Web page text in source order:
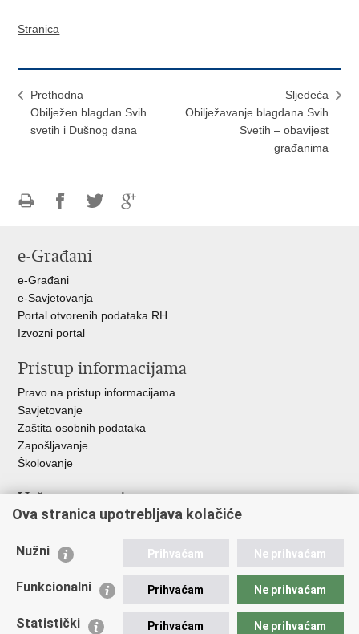
Stranica
Prethodna
Obilježen blagdan Svih
svetih i Dušnog dana
Sljedeća
Obilježavanje blagdana Svih
Svetih – obavijest
građanima
FacebookuTwitteru
e-Građani
e-Građani
e-Savjetovanja
Portal otvorenih podataka RH
Izvozni portal
Pristup informacijama
Pravo na pristup informacijama
Savjetovanje
Zaštita osobnih podataka
Zapošljavanje
Školovanje
Važne poveznice
Ministarstvo unutarnjih poslova
Udruge
Policijska akademija
Zaklada policijske solidarnosti
Ova stranica upotrebljava kolačiće
Nužni Prihvaćam Ne prihvaćam
Funkcionalni Prihvaćam Ne prihvaćam
Statistički Prihvaćam Ne prihvaćam